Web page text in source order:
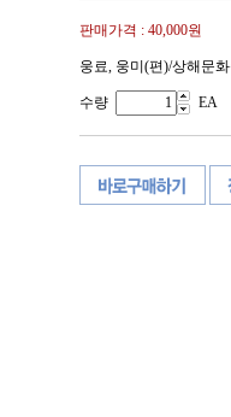
판매가격 : 40,000원
웅료, 웅미(편)/상해문
수량 EA